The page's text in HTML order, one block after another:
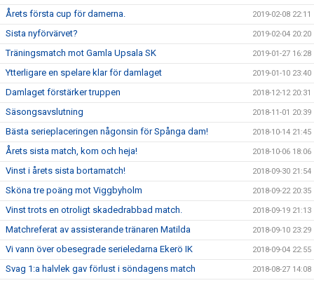
Årets första cup för damerna. 2019-02-08 22:11
Sista nyförvärvet? 2019-02-04 20:20
Träningsmatch mot Gamla Upsala SK 2019-01-27 16:28
Ytterligare en spelare klar för damlaget 2019-01-10 23:40
Damlaget förstärker truppen 2018-12-12 20:31
Säsongsavslutning 2018-11-01 20:39
Bästa serieplaceringen någonsin för Spånga dam! 2018-10-14 21:45
Årets sista match, kom och heja! 2018-10-06 18:06
Vinst i årets sista bortamatch! 2018-09-30 21:54
Sköna tre poäng mot Viggbyholm 2018-09-22 20:35
Vinst trots en otroligt skadedrabbad match. 2018-09-19 21:13
Matchreferat av assisterande tränaren Matilda 2018-09-10 23:29
Vi vann över obesegrade serieledarna Ekerö IK 2018-09-04 22:55
Svag 1:a halvlek gav förlust i söndagens match 2018-08-27 14:08